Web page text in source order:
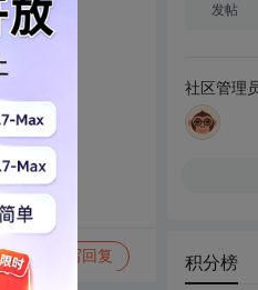
写回复
发帖
社区管理
积分榜